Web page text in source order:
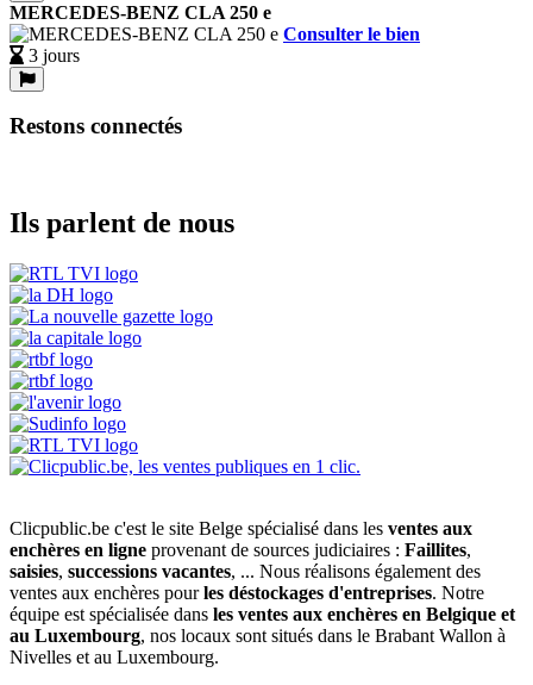
MERCEDES-BENZ CLA 250 e
Consulter le bien
3 jours
Restons connectés
Ils parlent de nous
Clicpublic.be c'est le site Belge spécialisé dans les ventes aux
enchères en ligne provenant de sources judiciaires : Faillites,
saisies, successions vacantes, ... Nous réalisons également des
ventes aux enchères pourles déstockages d'entreprises. Notre
équipe est spécialisée dans les ventes aux enchères en Belgique et
au Luxembourg, nos locaux sont situés dans le Brabant Wallon à
Nivelles et au Luxembourg.